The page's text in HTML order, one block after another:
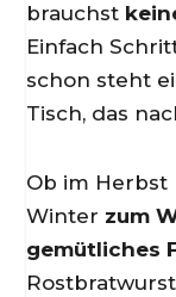
brauchst
Einfach
schon steht
Tisch, das
Ob im Herbst
Winter zum
gemütliches